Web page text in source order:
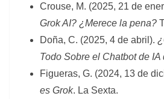
Crouse, M. (2025, 21 de
Grok AI? ¿Merece la pena?
Doña, C. (2025, 4 de abril).
Todo Sobre el Chatbot de IA
Figueras, G. (2024, 13 de
es Grok. La Sexta.